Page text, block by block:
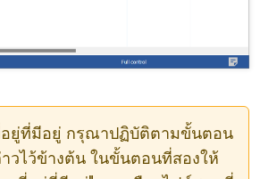
ยู่ที่มีอยู่ กรุณาปฏิบัติตามขั้นตอน
วไว้ข้างต้น ในขั้นตอนที่สองให้